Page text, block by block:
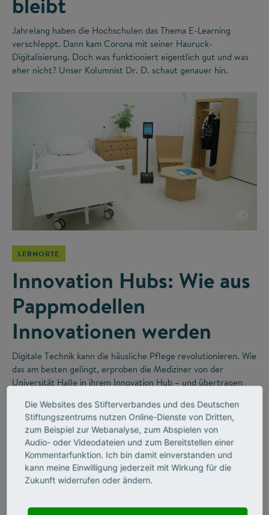
Jahrelang haben die Hochschulen das Thema E-Learning
verschleppt. Dann kam Corona mit seiner Hauruck-
Digitalisierung. Doch was funktioniert eigentlich gut und was
eher nicht? Unser Kolumnist Dr. D. schaut genauer hin.
©
LERNORTE
Innovation Hubs: Wie aus
Pappmodellen
Innovationen werden
Digitale Technik kann die häusliche Pflege revolutionieren. Wie
das am besten gelingt, erproben die Mediziner von der
Universität Halle in ihrem Innovation Hub – und übertragen
Die Websites des Stifterverbandes und des Deutschen
Stiftungszentrums nutzen Online-Dienste von Dritten,
zum Beispiel zur Webanalyse, zum Abspielen von
Audio- oder Videodateien und zum Bereitstellen einer
Kommentarfunktion. Ich bin damit einverstanden und
kann meine Einwilligung jederzeit mit Wirkung für die
Zukunft widerrufen oder ändern.